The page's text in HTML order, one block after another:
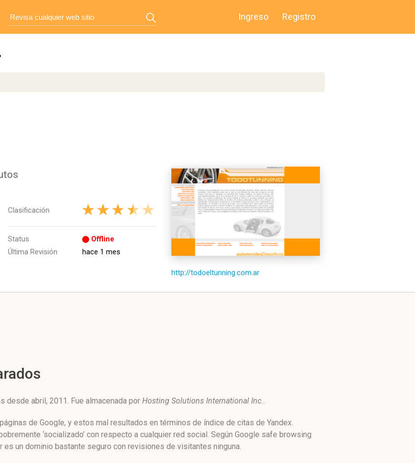
Ingreso Registro
Clasificación
Status
Offline
Última Revisión
hace 1 mes
http://todoeltunning.com.ar
desde abril, 2011. Fue almacenada por Hosting Solutions International Inc..
de Google, y estos mal resultados en términos de índice de citas de Yandex.
‘socializado’ con respecto a cualquier red social. Según Google safe browsing
es un dominio bastante seguro con revisiones de visitantes ninguna.